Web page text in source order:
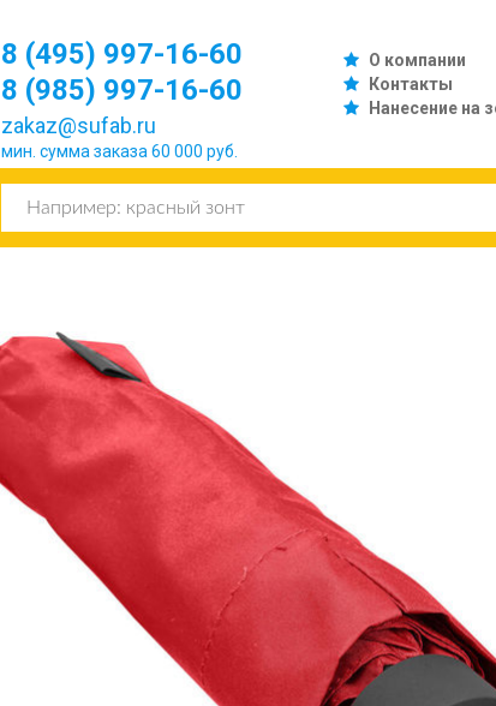
О компании
Контакты
Нанесение на
8 (495) 997-16-60
8 (985) 997-16-60
zakaz@sufab.ru
мин. сумма заказа 60 000 руб.